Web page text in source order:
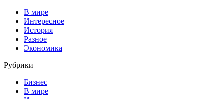
В мире
Интересное
История
Разное
Экономика
Рубрики
Бизнес
В мире